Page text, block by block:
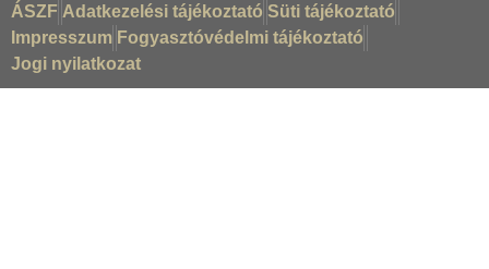
ÁSZF Adatkezelési tájékoztató Süti tájékoztató
Impresszum Fogyasztóvédelmi tájékoztató
Jogi nyilatkozat